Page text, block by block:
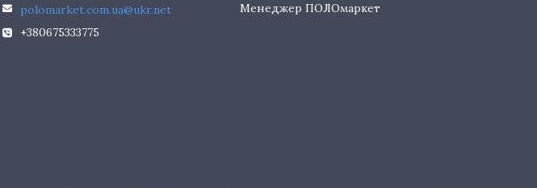
polomarket.com.ua@ukr.net
+380675333775
Менеджер ПОЛОмаркет